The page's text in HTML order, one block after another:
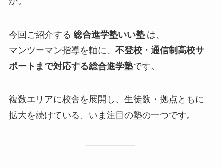
今回ご紹介する 総合進学塾いい塾は、
マンツーマン指導を軸に、 不登校・通信制高校サ
ポートまで対応する総合進学塾です。
複数エリアに校舎を展開し、生徒数・拠点ともに
拡大を続けている、いま注目の塾の一つです。